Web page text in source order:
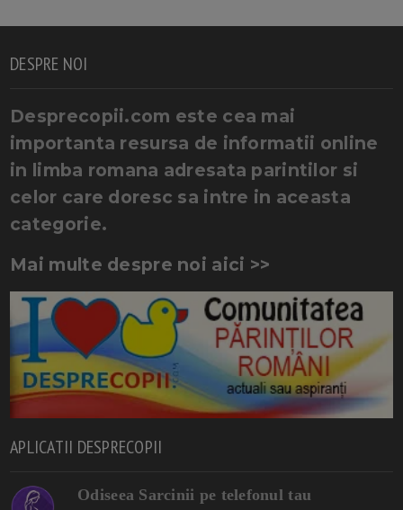
DESPRE NOI
Desprecopii.com este cea mai
importanta resursa de informatii online
in limba romana adresata parintilor si
celor care doresc sa intre in aceasta
categorie.
Mai multe despre noi aici >>
APLICATII DESPRECOPII
Odiseea Sarcinii pe telefonul tau